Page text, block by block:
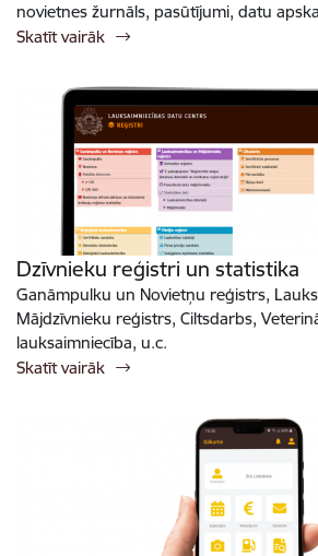
novietnes žurnāls, pasūtījumi, datu
Skatīt vairāk
Dzīvnieku reģistri un statistika
Ganāmpulku un Novietņu reģistrs,
Mājdzīvnieku reģistrs, Ciltsdarbs,
lauksaimniecība, u.c.
Skatīt vairāk